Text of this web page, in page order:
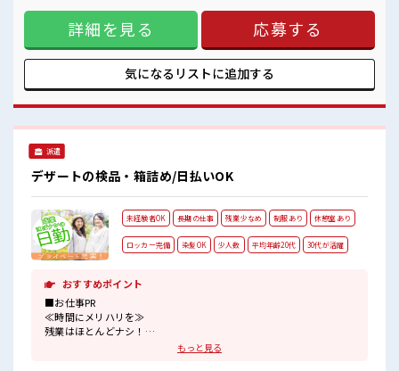
ストレス解消☆
ロッカーあり！
安心してお仕事に集中♪
すい制服アリ≫ 制服があるので、 毎日の服装の悩み解消♪ ≪
初めての仕事だけど自分にもできそう≫ 新しいことにチャレ
ンジするのは不安だけど、 しっかり働く環境が整っていま
す！ イチからスキルUP・ステップUP目指していきましょ
う！ ≪収入アップを目指せる≫ 高時給だらけの派遣のお仕事
ストレス解消☆ ロッカーあり！ 安心してお仕事に集中♪
詳細を見る 応募する
気になるリストに追加する
派遣
デザートの検品・箱詰め/日払いOK
未経験者OK 長期の仕事 残業少なめ 制服あり 休憩室あり
ロッカー完備 染髪OK 少人数 平均年齢20代 30代が活躍
おすすめポイント
■お仕事PR
≪時間にメリハリを≫
残業はほとんどナシ！
場合によってはお願いすることもあります♪
もっと見る